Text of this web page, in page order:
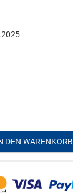
DEN WARENKORB